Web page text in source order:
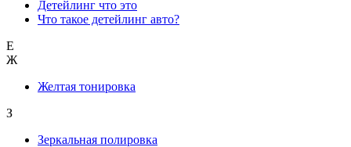
Детейлинг что это
Что такое детейлинг авто?
Е
Ж
Желтая тонировка
З
Зеркальная полировка